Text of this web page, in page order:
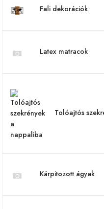
Fali dekorációk
Latex matracok
Tolóajtós
Kárpitozott ágyak